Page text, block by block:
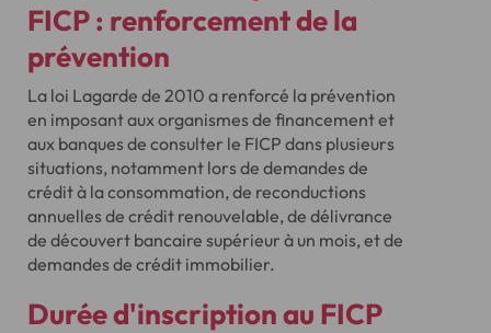
FICP : renforcement de la
prévention
La loi Lagarde de 2010 a renforcé la prévention
en imposant aux organismes de financement et
aux banques de consulter le FICP dans plusieurs
situations, notamment lors de demandes de
crédit à la consommation, de reconductions
annuelles de crédit renouvelable, de délivrance
de découvert bancaire supérieur à un mois, et de
demandes de crédit immobilier.
Durée d'inscription au FICP